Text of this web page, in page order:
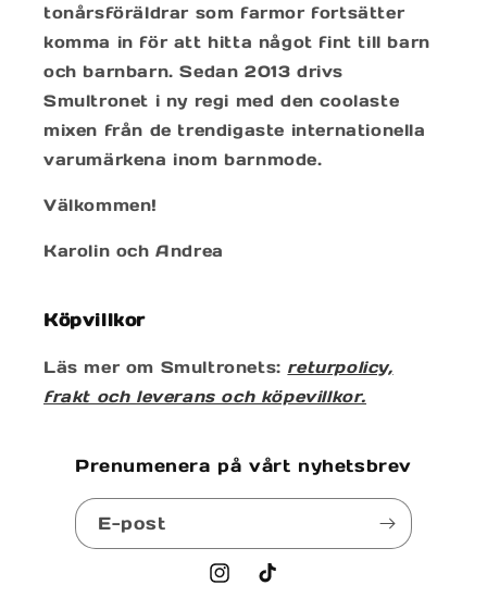
tonårsföräldrar som farmor fortsätter
komma in för att hitta något fint till barn
och barnbarn. Sedan 2013 drivs
Smultronet i ny regi med den coolaste
mixen från de trendigaste internationella
varumärkena inom barnmode.
Välkommen!
Karolin och Andrea
Köpvillkor
Läs mer om Smultronets: returpolicy,
frakt och leverans och köpevillkor.
Prenumenera på vårt nyhetsbrev
E-post
Instagram
TikTok